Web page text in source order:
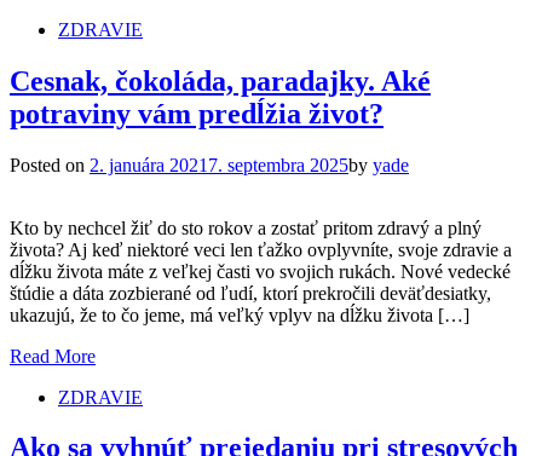
ZDRAVIE
Cesnak, čokoláda, paradajky. Aké
potraviny vám predĺžia život?
Posted on 2. januára 2021 7. septembra 2025by yade
Kto by nechcel žiť do sto rokov a zostať pritom zdravý a plný
života? Aj keď niektoré veci len ťažko ovplyvníte, svoje zdravie a
dĺžku života máte z veľkej časti vo svojich rukách. Nové vedecké
štúdie a dáta zozbierané od ľudí, ktorí prekročili deväťdesiatky,
ukazujú, že to čo jeme, má veľký vplyv na dĺžku života […]
Read More
ZDRAVIE
Ako sa vyhnúť prejedaniu pri stresových